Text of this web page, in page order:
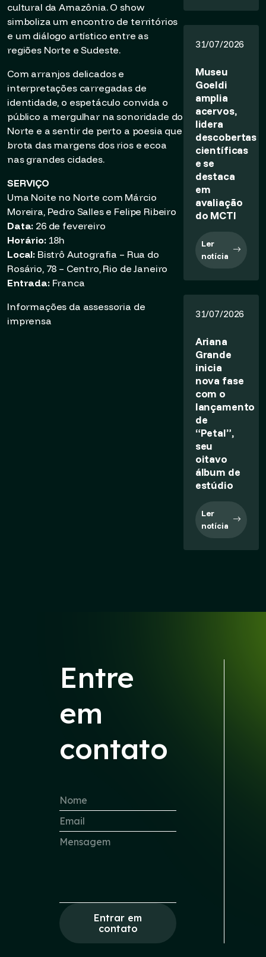
cultural da Amazônia. O show
simboliza um encontro de territórios
e um diálogo artístico entre as
regiões Norte e Sudeste.
Com arranjos delicados e
interpretações carregadas de
identidade, o espetáculo convida o
público a mergulhar na sonoridade do
Norte e a sentir de perto a poesia que
brota das margens dos rios e ecoa
nas grandes cidades.
SERVIÇO
Uma Noite no Norte com Márcio
Moreira, Pedro Salles e Felipe Ribeiro
Data: 26 de fevereiro
Horário:18h
Local: Bistrô Autografia – Rua do
Rosário, 78 – Centro, Rio de Janeiro
Entrada:Franca
Informações da assessoria de
imprensa
31/07/2026
Museu
Goeldi
amplia
acervos,
lidera
descobertas
científicas
e se
destaca
em
avaliação
do MCTI
Ler
notícia
31/07/2026
Ariana
Grande
inicia
nova fase
com o
lançamento
de
“Petal”,
seu
oitavo
álbum de
estúdio
Ler
notícia
Entre
em
contato
Entrar em
contato